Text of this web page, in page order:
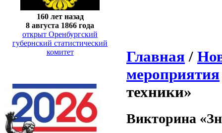
160 лет назад
8 августа 1866 года
открыт Оренбургский
губернский статистический
комитет
Главная /
мероприятия
техники»
Викторина